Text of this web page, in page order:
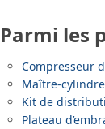
Parmi les
Compresseur
Maître-
Kit de
Plateau